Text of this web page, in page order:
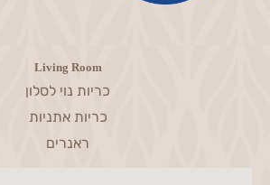
Living Room
כריות נוי לסלון
כריות אתניות
ראנרים